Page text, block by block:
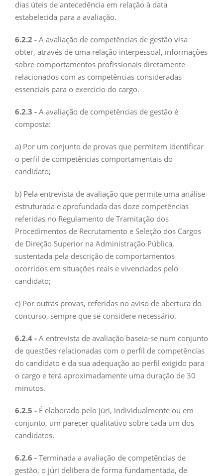
dias úteis de antecedência em relação à data
estabelecida para a avaliação.
6.2.2 - A avaliação de competências de gestão visa
obter, através de uma relação interpessoal, informações
sobre comportamentos profissionais diretamente
relacionados com as competências consideradas
essenciais para o exercício do cargo.
6.2.3 - A avaliação de competências de gestão é
composta:
a) Por um conjunto de provas que permitem identificar
o perfil de competências comportamentais do
candidato;
b) Pela entrevista de avaliação que permite uma análise
estruturada e aprofundada das doze competências
referidas no Regulamento de Tramitação dos
Procedimentos de Recrutamento e Seleção dos Cargos
de Direção Superior na Administração Pública,
sustentada pela descrição de comportamentos
ocorridos em situações reais e vivenciados pelo
candidato;
c) Por outras provas, referidas no aviso de abertura do
concurso, sempre que se considere necessário.
6.2.4 - A entrevista de avaliação baseia-se num conjunto
de questões relacionadas com o perfil de competências
do candidato e da sua adequação ao perfil exigido para
o cargo e terá aproximadamente uma duração de 30
minutos.
6.2.5 - É elaborado pelo júri, individualmente ou em
conjunto, um parecer qualitativo sobre cada um dos
candidatos.
6.2.6 - Terminada a avaliação de competências de
gestão, o júri delibera de forma fundamentada, de